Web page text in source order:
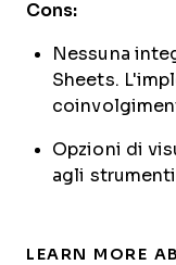
Cons:
Nessuna
Sheets.
Opzioni di
agli strumenti
LEARN MORE